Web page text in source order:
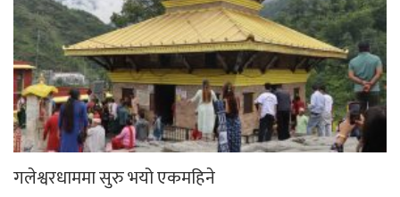
गलेश्वरधाममा सुरु भयो एकमहिने